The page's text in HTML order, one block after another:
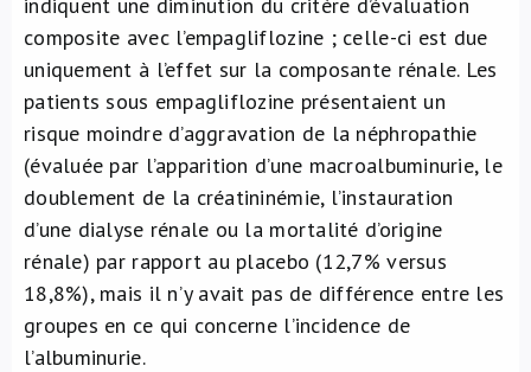
composite avec l’empagliflozine ; celle-ci est due
uniquement à l’effet sur la composante rénale. Les
patients sous empagliflozine présentaient un
risque moindre d’aggravation de la néphropathie
(évaluée par l’apparition d’une macroalbuminurie, le
doublement de la créatininémie, l’instauration
d’une dialyse rénale ou la mortalité d’origine
rénale) par rapport au placebo (12,7% versus
18,8%), mais il n’y avait pas de différence entre les
groupes en ce qui concerne l’incidence de
l’albuminurie.